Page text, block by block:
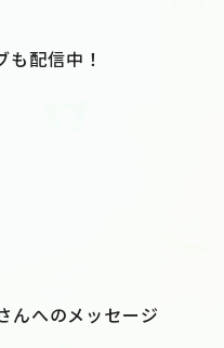
配信中！
へのメッセージ